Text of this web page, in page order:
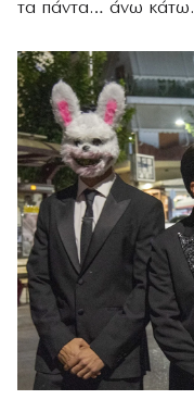
τα πάντα… άνω κάτω.